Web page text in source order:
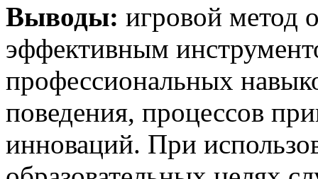
Выводы: игровой метод
эффективным
профессиональных
поведения, процессов
инноваций. При